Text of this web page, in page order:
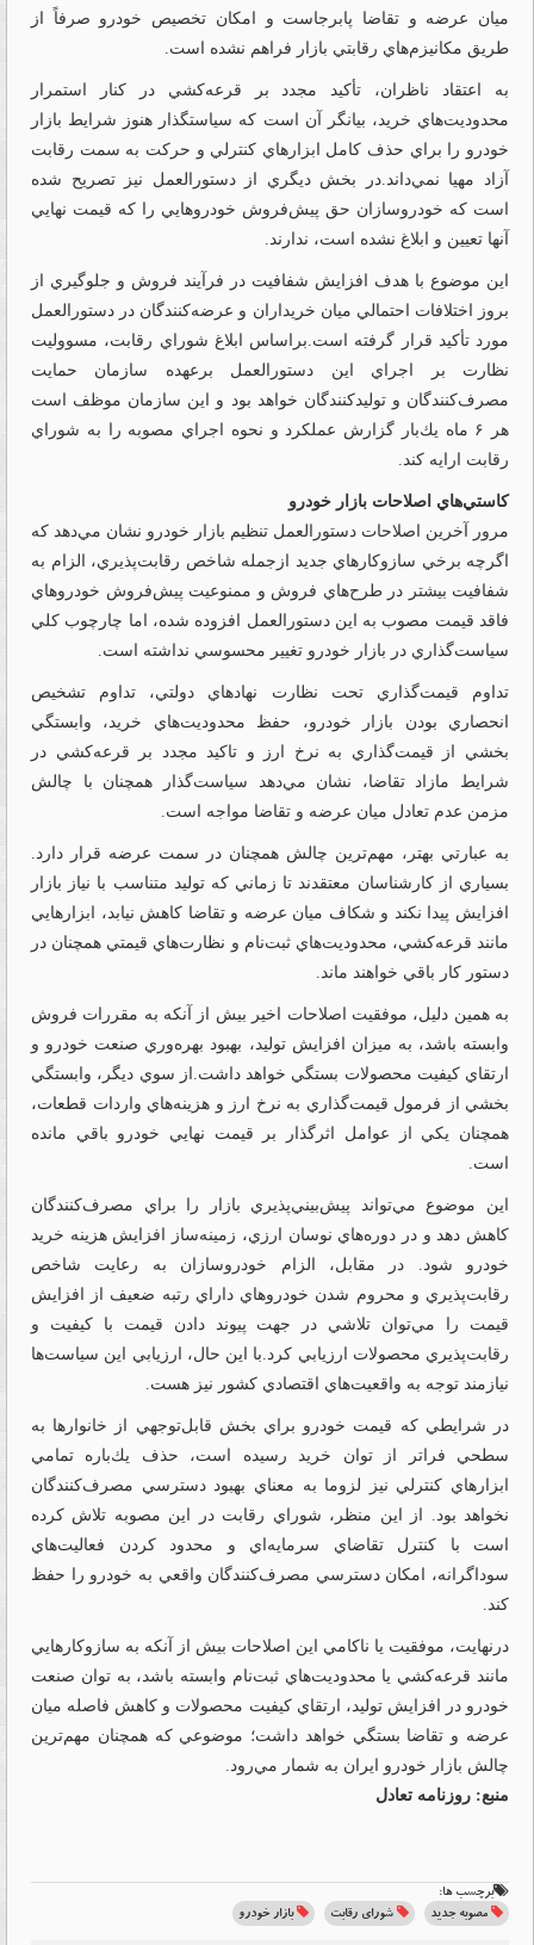
ميان عرضه و تقاضا پابرجاست و امكان تخصيص خودرو صرفاً از
طريق مكانيزم‌هاي رقابتي بازار فراهم نشده است.
به اعتقاد ناظران، تأكيد مجدد بر قرعه‌كشي در كنار استمرار
محدوديت‌هاي خريد، بيانگر آن است كه سياستگذار هنوز شرايط بازار
خودرو را براي حذف كامل ابزارهاي كنترلي و حركت به سمت رقابت
آزاد مهيا نمي‌داند.در بخش ديگري از دستورالعمل نيز تصريح شده
است كه خودروسازان حق پيش‌فروش خودروهايي را كه قيمت نهايي
آنها تعيين و ابلاغ نشده است، ندارند.
اين موضوع با هدف افزايش شفافيت در فرآيند فروش و جلوگيري از
بروز اختلافات احتمالي ميان خريداران و عرضه‌كنندگان در دستورالعمل
مورد تأكيد قرار گرفته است.براساس ابلاغ شوراي رقابت، مسووليت
نظارت بر اجراي اين دستورالعمل برعهده سازمان حمايت
مصرف‌كنندگان و توليدكنندگان خواهد بود و اين سازمان موظف است
هر ۶ ماه يك‌بار گزارش عملكرد و نحوه اجراي مصوبه را به شوراي
رقابت ارايه كند.
كاستي‌هاي اصلاحات بازار خودرو
مرور آخرين اصلاحات دستورالعمل تنظيم بازار خودرو نشان مي‌دهد كه
اگرچه برخي سازوكارهاي جديد ازجمله شاخص رقابت‌پذيري، الزام به
شفافيت بيشتر در طرح‌هاي فروش و ممنوعيت پيش‌فروش خودروهاي
فاقد قيمت مصوب به اين دستورالعمل افزوده شده، اما چارچوب كلي
سياست‌گذاري در بازار خودرو تغيير محسوسي نداشته است.
تداوم قيمت‌گذاري تحت نظارت نهادهاي دولتي، تداوم تشخيص
انحصاري بودن بازار خودرو، حفظ محدوديت‌هاي خريد، وابستگي
بخشي از قيمت‌گذاري به نرخ ارز و تاكيد مجدد بر قرعه‌كشي در
شرايط مازاد تقاضا، نشان مي‌دهد سياست‌گذار همچنان با چالش
مزمن عدم تعادل ميان عرضه و تقاضا مواجه است.
به عبارتي بهتر، مهم‌ترين چالش همچنان در سمت عرضه قرار دارد.
بسياري از كارشناسان معتقدند تا زماني كه توليد متناسب با نياز بازار
افزايش پيدا نكند و شكاف ميان عرضه و تقاضا كاهش نيابد، ابزارهايي
مانند قرعه‌كشي، محدوديت‌هاي ثبت‌نام و نظارت‌هاي قيمتي همچنان در
دستور كار باقي خواهند ماند.
به همين دليل، موفقيت اصلاحات اخير بيش از آنكه به مقررات فروش
وابسته باشد، به ميزان افزايش توليد، بهبود بهره‌وري صنعت خودرو و
ارتقاي كيفيت محصولات بستگي خواهد داشت.از سوي ديگر، وابستگي
بخشي از فرمول قيمت‌گذاري به نرخ ارز و هزينه‌هاي واردات قطعات،
همچنان يكي از عوامل اثرگذار بر قيمت نهايي خودرو باقي مانده
است.
اين موضوع مي‌تواند پيش‌بيني‌پذيري بازار را براي مصرف‌كنندگان
كاهش دهد و در دوره‌هاي نوسان ارزي، زمينه‌ساز افزايش هزينه خريد
خودرو شود. در مقابل، الزام خودروسازان به رعايت شاخص
رقابت‌پذيري و محروم شدن خودروهاي داراي رتبه ضعيف از افزايش
قيمت را مي‌توان تلاشي در جهت پيوند دادن قيمت با كيفيت و
رقابت‌پذيري محصولات ارزيابي كرد.با اين حال، ارزيابي اين سياست‌ها
نيازمند توجه به واقعيت‌هاي اقتصادي كشور نيز هست.
در شرايطي كه قيمت خودرو براي بخش قابل‌توجهي از خانوارها به
سطحي فراتر از توان خريد رسيده است، حذف يك‌باره تمامي
ابزارهاي كنترلي نيز لزوما به معناي بهبود دسترسي مصرف‌كنندگان
نخواهد بود. از اين منظر، شوراي رقابت در اين مصوبه تلاش كرده
است با كنترل تقاضاي سرمايه‌اي و محدود كردن فعاليت‌هاي
سوداگرانه، امكان دسترسي مصرف‌كنندگان واقعي به خودرو را حفظ
كند.
در‌نهايت، موفقيت يا ناكامي اين اصلاحات بيش از آنكه به سازوكارهايي
مانند قرعه‌كشي يا محدوديت‌هاي ثبت‌نام وابسته باشد، به توان صنعت
خودرو در افزايش توليد، ارتقاي كيفيت محصولات و كاهش فاصله ميان
عرضه و تقاضا بستگي خواهد داشت؛ موضوعي كه همچنان مهم‌ترين
چالش بازار خودرو ايران به شمار مي‌رود.
منبع: روزنامه تعادل
برچسب ها:
مصوبه جدید
شورای رقابت بازار خودرو